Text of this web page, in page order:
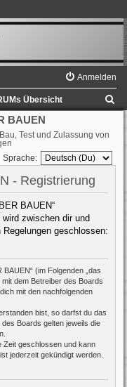
Anmelden
Übersicht
BAUEN
Test und Zulassung von
Sprache:
- Registrierung
BAUEN“
wird zwischen dir und
geschlossen:
(im Folgenden „das
dem Betreiber des Boards
mit den nachfolgenden
bist, so darfst du das
Boards gelten jeweils die
Zeit geschlossen und kann
jederzeit gekündigt werden.